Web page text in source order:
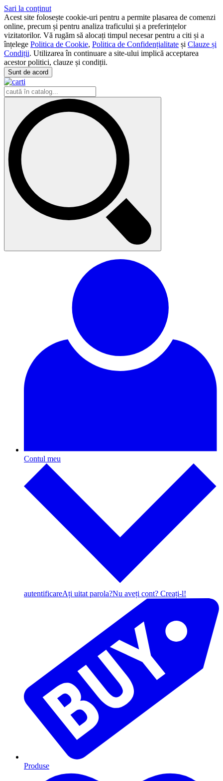
Sari la conținut
Acest site folosește cookie-uri pentru a permite plasarea de comenzi
online, precum și pentru analiza traficului și a preferințelor
vizitatorilor. Vă rugăm să alocați timpul necesar pentru a citi și a
înțelege Politica de Cookie, Politica de Confidențialitate și Clauze și
Condiții. Utilizarea în continuare a site-ului implică acceptarea
acestor politici, clauze și condiții.
Sunt de acord
Contul meu
autentificareAți uitat parola?Nu aveți cont? Creați-l!
Produse